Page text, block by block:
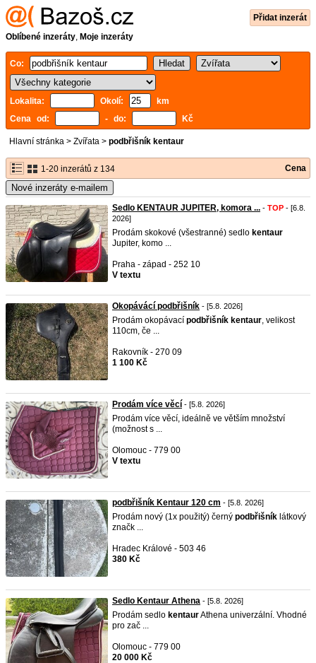
Přidat inzerát
Oblíbené inzeráty, Moje inzeráty
Co:
Lokalita: Okolí:
km
Cena od:
- do: Kč
Hlavní stránka > Zvířata > podbřišník kentaur
1-20 inzerátů z 134 Cena
Nové inzeráty e-mailem
Sedlo KENTAUR JUPITER, komora ... - TOP - [6.8.
2026]
Prodám skokové (všestranné) sedlo kentaur
Jupiter, komo ...
Praha - západ - 252 10
V textu
Okopávácí podbřišník - [5.8. 2026]
Prodám okopávací podbřišník kentaur, velikost
110cm, če ...
Rakovník - 270 09
1 100 Kč
Prodám více věcí - [5.8. 2026]
Prodám více věcí, ideálně ve větším množství
(možnost s ...
Olomouc - 779 00
V textu
podbřišník Kentaur 120 cm - [5.8. 2026]
Prodám nový (1x použitý) černý podbřišník látkový
značk ...
Hradec Králové - 503 46
380 Kč
Sedlo Kentaur Athena - [5.8. 2026]
Prodám sedlo kentaurAthena univerzální. Vhodné
pro zač ...
Olomouc - 779 00
20 000 Kč